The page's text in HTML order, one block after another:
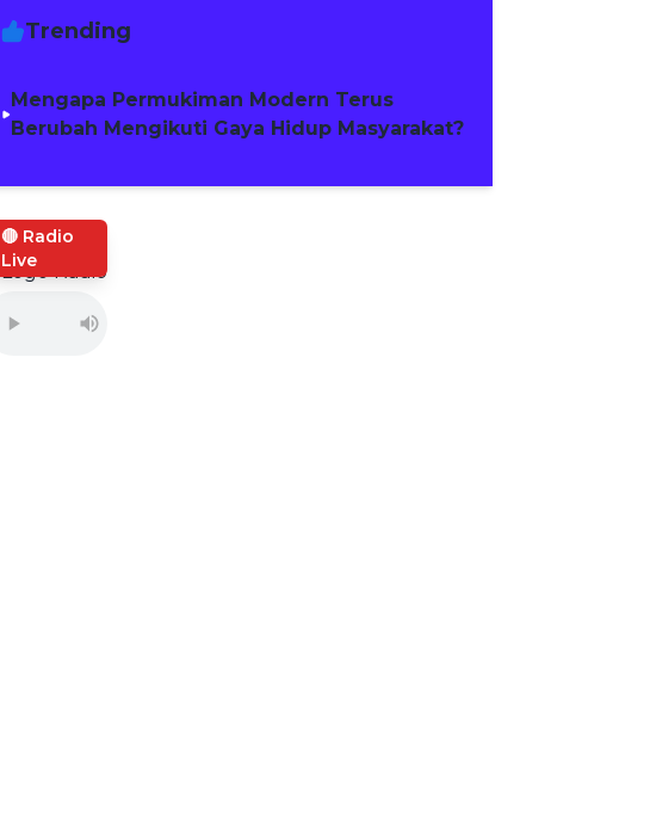
Trending
Mengapa Permukiman Modern Terus
Berubah Mengikuti Gaya Hidup Masyarakat?
🔴 Radio
Live